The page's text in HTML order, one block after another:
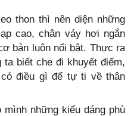
thon thì nên diện những
cao, chân váy hơi ngắn
bản luôn nổi bật. Thực ra
ta biết che đi khuyết điểm,
điều gì để tự ti về thân
những kiểu dáng phù